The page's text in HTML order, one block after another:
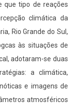
que tipo de reações
climática da
Rio Grande do Sul,
às situações de
adotaram-se duas
a climática,
e imagens de
atmosféricos